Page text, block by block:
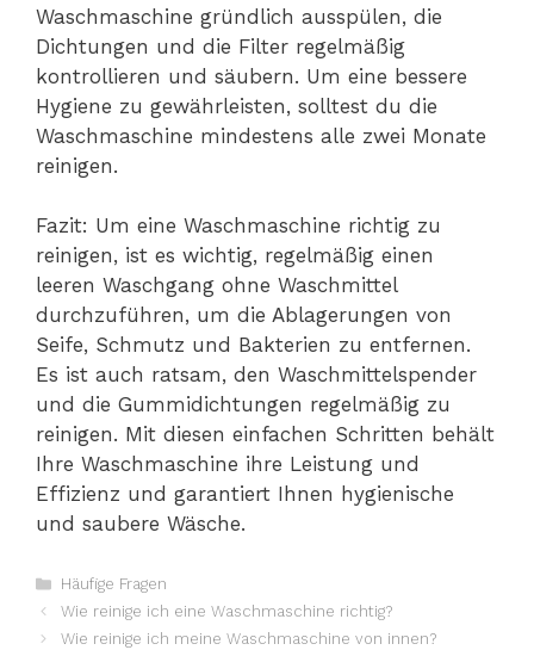
Waschmaschine gründlich ausspülen, die
Dichtungen und die Filter regelmäßig
kontrollieren und säubern. Um eine bessere
Hygiene zu gewährleisten, solltest du die
Waschmaschine mindestens alle zwei Monate
reinigen.
Fazit: Um eine Waschmaschine richtig zu
reinigen, ist es wichtig, regelmäßig einen
leeren Waschgang ohne Waschmittel
durchzuführen, um die Ablagerungen von
Seife, Schmutz und Bakterien zu entfernen.
Es ist auch ratsam, den Waschmittelspender
und die Gummidichtungen regelmäßig zu
reinigen. Mit diesen einfachen Schritten behält
Ihre Waschmaschine ihre Leistung und
Effizienz und garantiert Ihnen hygienische
und saubere Wäsche.
Kategorien
Häufige Fragen
Wie reinige ich eine Waschmaschine richtig?
Wie reinige ich meine Waschmaschine von innen?